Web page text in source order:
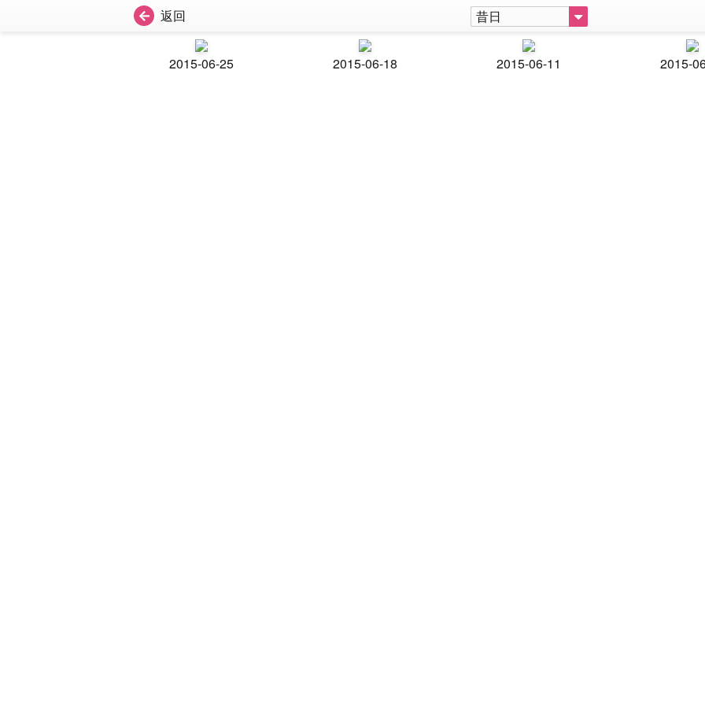
返回 昔日
2015-06-25 2015-06-18 2015-06-11 2015-